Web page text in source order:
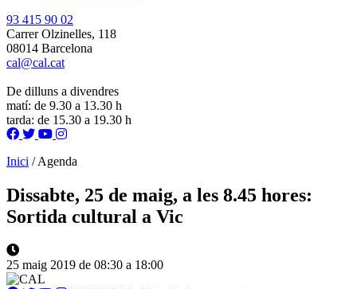
93 415 90 02
Carrer Olzinelles, 118
08014 Barcelona
cal@cal.cat
De dilluns a divendres
matí: de 9.30 a 13.30 h
tarda: de 15.30 a 19.30 h
Inici /Agenda
Dissabte, 25 de maig, a les 8.45 hores:
Sortida cultural a Vic
25 maig 2019 de 08:30 a 18:00